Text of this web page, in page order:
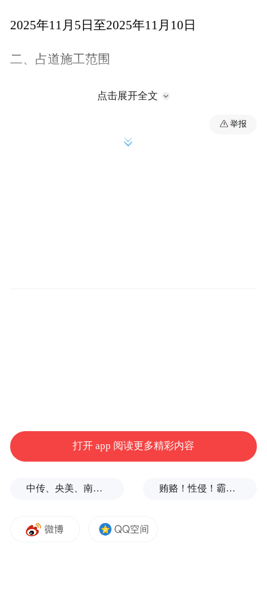
2025年11月5日至2025年11月10日
二、占道施工范围
东风路与大同街交叉口北侧道口
点击展开全文
举报
打开 app 阅读更多精彩内容
中传、央美、南艺等多所高校部分专业取消艺考 贿赂！性侵！霸凌！韩国体坛缘何丑闻不断